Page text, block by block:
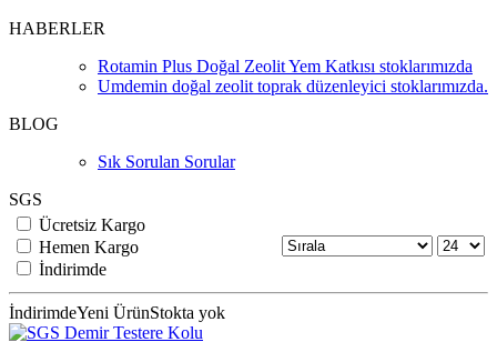
HABERLER
Rotamin Plus Doğal Zeolit Yem Katkısı stoklarımızda
Umdemin doğal zeolit toprak düzenleyici stoklarımızda.
BLOG
Sık Sorulan Sorular
SGS
Ücretsiz Kargo
Hemen Kargo
İndirimde
İndirimdeYeni ÜrünStokta yok